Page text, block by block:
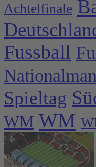
Achtelfinale
Fussball
Spieltag
WM WM